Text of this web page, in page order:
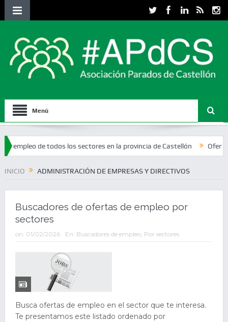
Menú
de todos los sectores en la provincia de Castellón Ofertas de
INICIO ADMINISTRACIÓN DE EMPRESAS Y DIRECTIVOS
Buscadores de ofertas de empleo por
sectores
on: 01/02/2026 En: Buscadores de empleo, Por sectores
Busca ofertas de empleo en el sector que te interesa.
Te presentamos este listado ordenado por